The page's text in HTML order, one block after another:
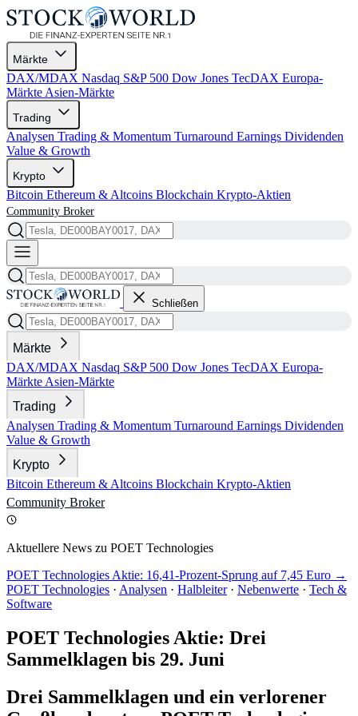
Märkte
DAX/MDAX Nasdaq S&P 500 Dow Jones TecDAX Europa-
Märkte Asien-Märkte
Trading
Analysen Trading & Momentum Turnaround Earnings Dividenden
Value & Growth
Krypto
Bitcoin Ethereum & Altcoins Blockchain Krypto-Aktien
Community Broker
Schließen
Märkte
DAX/MDAX Nasdaq S&P 500 Dow Jones TecDAX Europa-
Märkte Asien-Märkte
Trading
Analysen Trading & Momentum Turnaround Earnings Dividenden
Value & Growth
Krypto
Bitcoin Ethereum & Altcoins Blockchain Krypto-Aktien
Community Broker
Aktuellere News zu POET Technologies
POET Technologies Aktie: 16,41-Prozent-Sprung auf 7,45 Euro →
POET Technologies · Analysen · Halbleiter · Nebenwerte · Tech &
Software
POET Technologies Aktie: Drei
Sammelklagen bis 29. Juni
Drei Sammelklagen und ein verlorener